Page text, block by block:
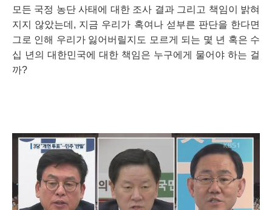
모든 국정 농단 사태에 대한 조사 결과 그리고 책임이 밝혀
지지 않았는데, 지금 우리가 혹여나 섣부른 판단을 한다면
그로 인해 우리가 잃어버릴지도 모르게 되는 몇 년 혹은 수
십 년의 대한민국에 대한 책임은 누구에게 물어야 하는 걸
까?